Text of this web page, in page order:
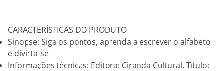
CARACTERÍSTICAS DO PRODUTO
Sinopse: Siga os pontos, aprenda a escrever o alfabeto
e divirta-se
Informações técnicas: Editora: Ciranda Cultural, Título: